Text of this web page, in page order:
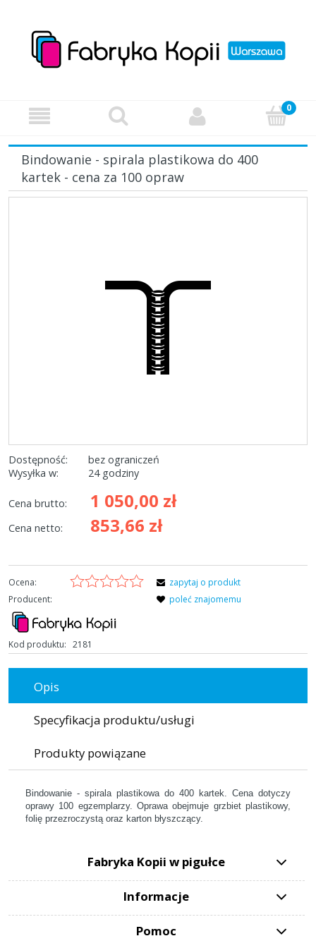
Bindowanie - spirala plastikowa do 400
kartek - cena za 100 opraw
Dostępność:
bez ograniczeń
Wysyłka w:
24 godziny
Cena brutto: 1 050,00 zł
Cena netto: 853,66 zł
Ocena:
Producent:
Kod produktu: 2181
zapytaj o produkt
poleć znajomemu
Opis
Specyfikacja produktu/usługi
Produkty powiązane
Bindowanie - spirala plastikowa do 400 kartek. Cena dotyczy
oprawy 100 egzemplarzy. Oprawa obejmuje grzbiet plastikowy,
folię przezroczystą oraz karton błyszczący.
Fabryka Kopii w pigułce
Informacje
Pomoc